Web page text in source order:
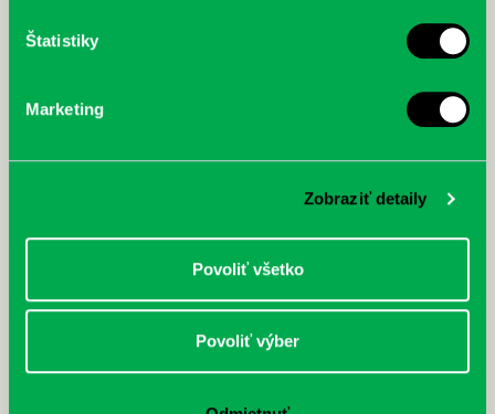
Štatistiky
Marketing
Zobraziť detaily
Povoliť všetko
Povoliť výber
Veľryba a jej kamaráti : dotyková
knižka so skrytými zvieratami
← 1 2 3
Otváracie hodiny a kontakty: